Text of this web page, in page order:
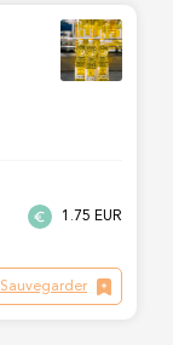
1.75 EUR
Sauvegarder